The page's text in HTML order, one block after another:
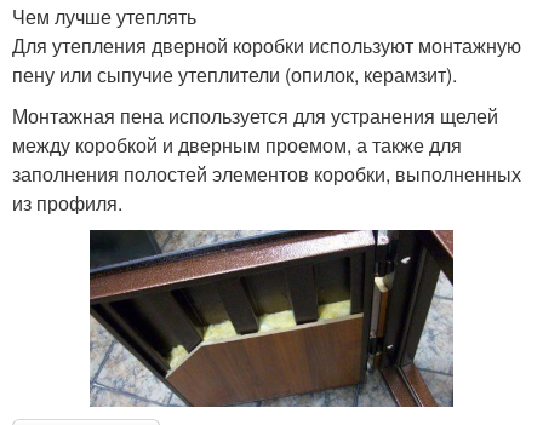
Чем лучше утеплять
Для утепления дверной коробки используют монтажную
пену или сыпучие утеплители (опилок, керамзит).
Монтажная пена используется для устранения щелей
между коробкой и дверным проемом, а также для
заполнения полостей элементов коробки, выполненных
из профиля.